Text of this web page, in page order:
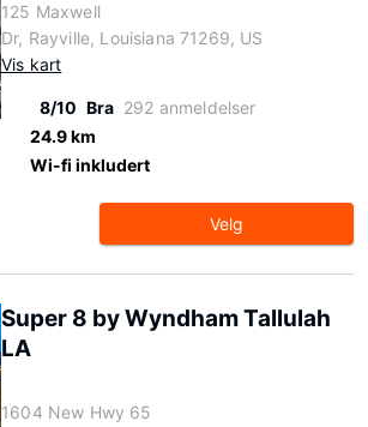
125 Maxwell
Dr, Rayville, Louisiana 71269, US
Vis kart
8/10 Bra 292 anmeldelser
24.9 km
Wi-fi inkludert
Velg
Super 8 by Wyndham Tallulah
LA
1604 New Hwy 65